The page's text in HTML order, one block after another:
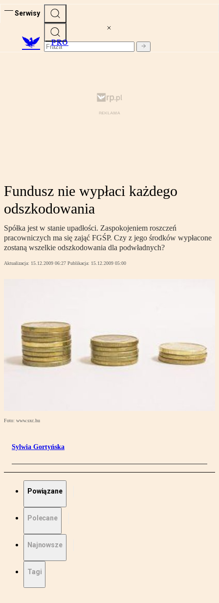
Serwisy
PRO
Fundusz nie wypłaci każdego
odszkodowania
Spółka jest w stanie upadłości. Zaspokojeniem roszczeń
pracowniczych ma się zająć FGŚP. Czy z jego środków wypłacone
zostaną wszelkie odszkodowania dla podwładnych?
Aktualizacja: 15.12.2009 06:27 Publikacja: 15.12.2009 05:00
Foto: www.sxc.hu
Sylwia Gortyńska
Powiązane
Polecane
Najnowsze
Tagi